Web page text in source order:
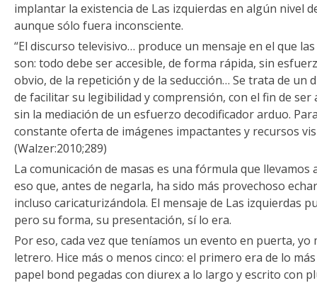
implantar la existencia de Las izquierdas en algún nivel
aunque sólo fuera inconsciente.
“El discurso televisivo… produce un mensaje en el que
son: todo debe ser accesible, de forma rápida, sin
obvio, de la repetición y de la seducción… Se trata de un
de facilitar su legibilidad y comprensión, con el fin de ser
sin la mediación de un esfuerzo decodificador arduo.
constante oferta de imágenes impactantes y recursos
(Walzer:2010;289)
La comunicación de masas es una fórmula que
eso que, antes de negarla, ha sido más provechoso
incluso caricaturizándola. El mensaje de Las izquierdas
pero su forma, su presentación, sí lo era.
Por eso, cada vez que teníamos un evento en puerta,
letrero. Hice más o menos cinco: el primero era de lo
papel bond pegadas con diurex a lo largo y escrito con